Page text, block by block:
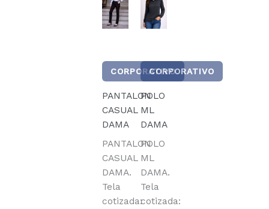
CORPORATIVO
PANTALON
CASUAL
DAMA
PANTALON
CASUAL
DAMA.
Tela
cotizada:
CORPORATIVO
POLO
ML
DAMA
POLO
ML
DAMA.
Tela
cotizada: